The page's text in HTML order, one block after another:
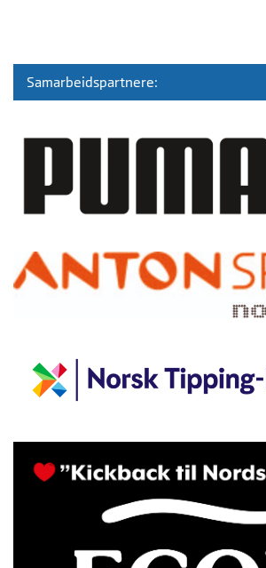
Samarbeidspartnere: